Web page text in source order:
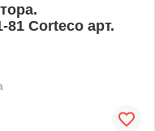
81 Corteco арт.